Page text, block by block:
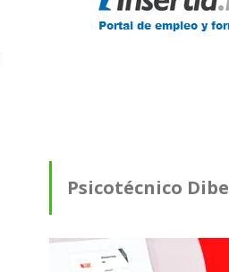
Psicotécnico Dibe